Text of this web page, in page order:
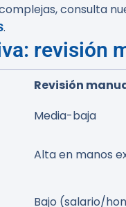
consulta
.
revisión
Revisión
Media-baja
Alta en manos
Bajo (salario/